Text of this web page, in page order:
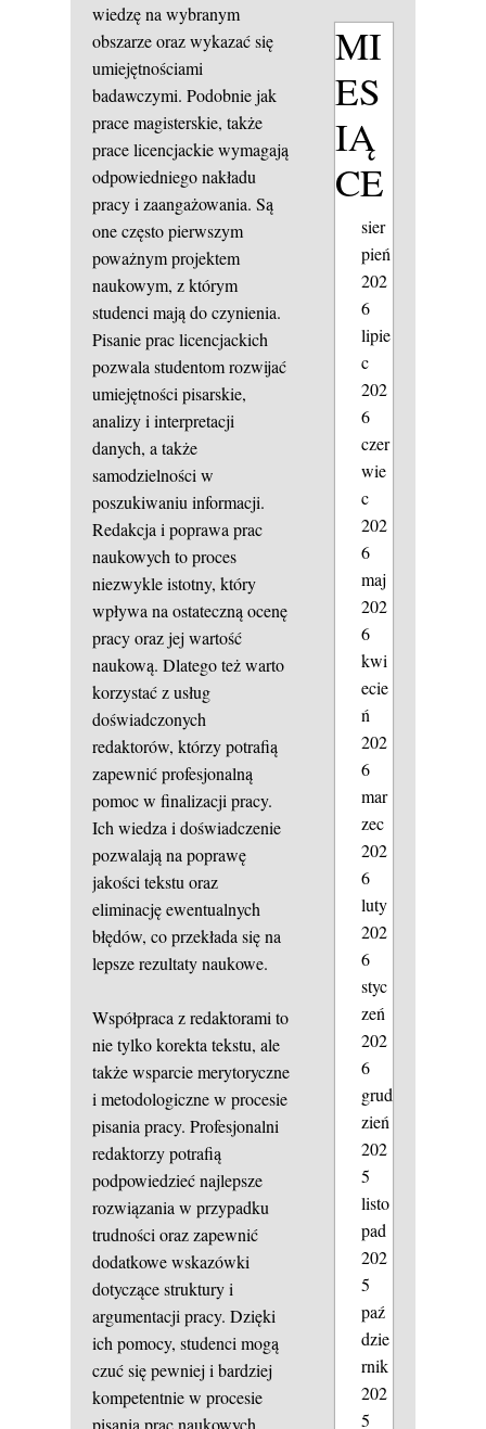
wiedzę na wybranym
obszarze oraz wykazać się
umiejętnościami
badawczymi. Podobnie jak
prace magisterskie, także
prace licencjackie wymagają
odpowiedniego nakładu
pracy i zaangażowania. Są
one często pierwszym
poważnym projektem
naukowym, z którym
studenci mają do czynienia.
Pisanie prac licencjackich
pozwala studentom rozwijać
umiejętności pisarskie,
analizy i interpretacji
danych, a także
samodzielności w
poszukiwaniu informacji.
Redakcja i poprawa prac
naukowych to proces
niezwykle istotny, który
wpływa na ostateczną ocenę
pracy oraz jej wartość
naukową. Dlatego też warto
korzystać z usług
doświadczonych
redaktorów, którzy potrafią
zapewnić profesjonalną
pomoc w finalizacji pracy.
Ich wiedza i doświadczenie
pozwalają na poprawę
jakości tekstu oraz
eliminację ewentualnych
błędów, co przekłada się na
lepsze rezultaty naukowe.
Współpraca z redaktorami to
nie tylko korekta tekstu, ale
także wsparcie merytoryczne
i metodologiczne w procesie
pisania pracy. Profesjonalni
redaktorzy potrafią
podpowiedzieć najlepsze
rozwiązania w przypadku
trudności oraz zapewnić
dodatkowe wskazówki
dotyczące struktury i
argumentacji pracy. Dzięki
ich pomocy, studenci mogą
czuć się pewniej i bardziej
kompetentnie w procesie
pisania prac naukowych.
MI
ES
IĄ
CE
sier
pień
202
6
lipie
c
202
6
czer
wie
c
202
6
maj
202
6
kwi
ecie
ń
202
6
mar
zec
202
6
luty
202
6
styc
zeń
202
6
grud
zień
202
5
listo
pad
202
5
paź
dzie
rnik
202
5